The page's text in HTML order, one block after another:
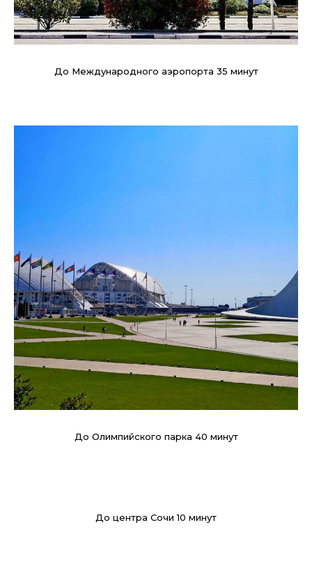
До Международного аэропорта 35 минут
До Олимпийского парка 40 минут
До центра Сочи 10 минут